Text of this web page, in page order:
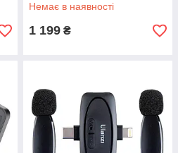
Немає в наявності
1 199 ₴